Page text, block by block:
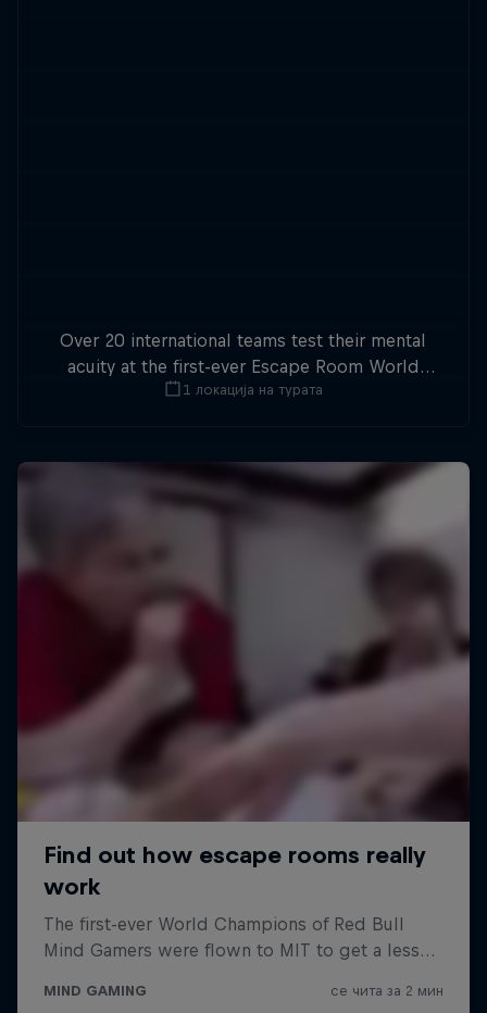
Over 20 international teams test their mental
acuity at the first-ever Escape Room World
Championship.
1 локација на турата